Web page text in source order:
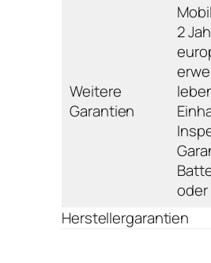
Weitere
Garantien
2
oder
Herstellergarantien